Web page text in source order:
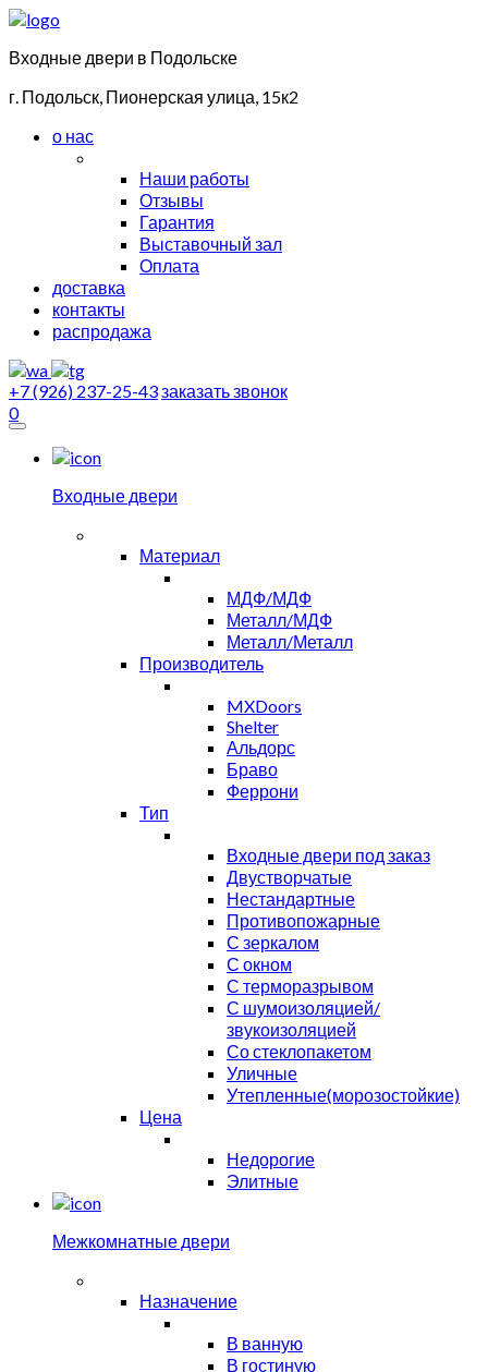
Входные двери в Подольске
г. Подольск, Пионерская улица, 15к2
о нас
Наши работы
Отзывы
Гарантия
Выставочный зал
Оплата
доставка
контакты
распродажа
+7 (926) 237-25-43заказать звонок
0
Входные двери
Материал
МДФ/МДФ
Металл/МДФ
Металл/Металл
Производитель
MXDoors
Shelter
Альдорс
Браво
Феррони
Тип
Входные двери под заказ
Двустворчатые
Нестандартные
Противопожарные
С зеркалом
С окном
С терморазрывом
С шумоизоляцией/
звукоизоляцией
Со стеклопакетом
Уличные
Утепленные(морозостойкие)
Цена
Недорогие
Элитные
Межкомнатные двери
Назначение
В ванную
В гостиную